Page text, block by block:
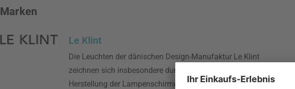
Marken
Le Klint
Die Leuchten der dänischen Design-Manufaktur Le Klint
zeichnen sich insbesondere durch ihre aufwendige
Herstellung der Lampenschirme aus, die alle per Hand